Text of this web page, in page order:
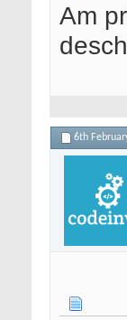
Am
6th